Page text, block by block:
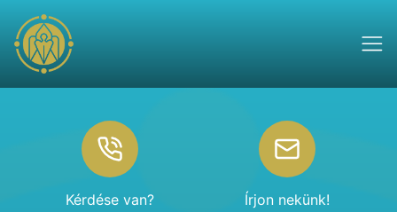
Kérdése van?
Írjon nekünk!